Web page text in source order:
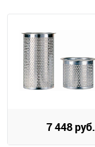
7 448 руб.